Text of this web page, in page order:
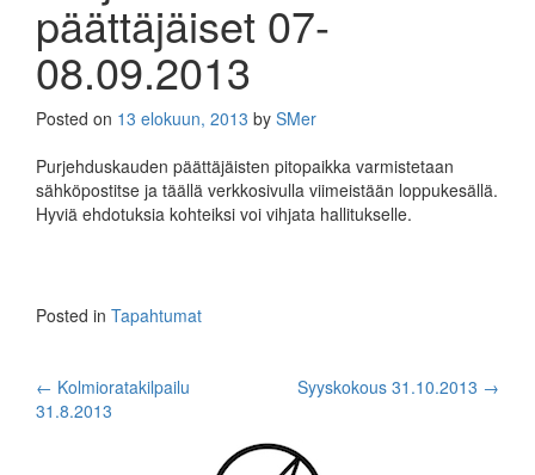
päättäjäiset 07-
08.09.2013
Posted on 13 elokuun, 2013 by SMer
Purjehduskauden päättäjäisten pitopaikka varmistetaan
sähköpostitse ja täällä verkkosivulla viimeistään loppukesällä.
Hyviä ehdotuksia kohteiksi voi vihjata hallitukselle.
Posted in Tapahtumat
Post
navigation
← Kolmioratakilpailu
31.8.2013
Syyskokous 31.10.2013 →